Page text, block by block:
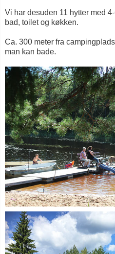
Vi har desuden 11 hytter med
bad, toilet og køkken.
Ca. 300 meter fra
man kan bade.